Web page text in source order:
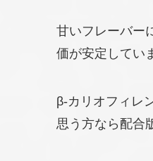
甘いフレーバー
価が安定してい
β-カリオフィレ
思う方なら配合